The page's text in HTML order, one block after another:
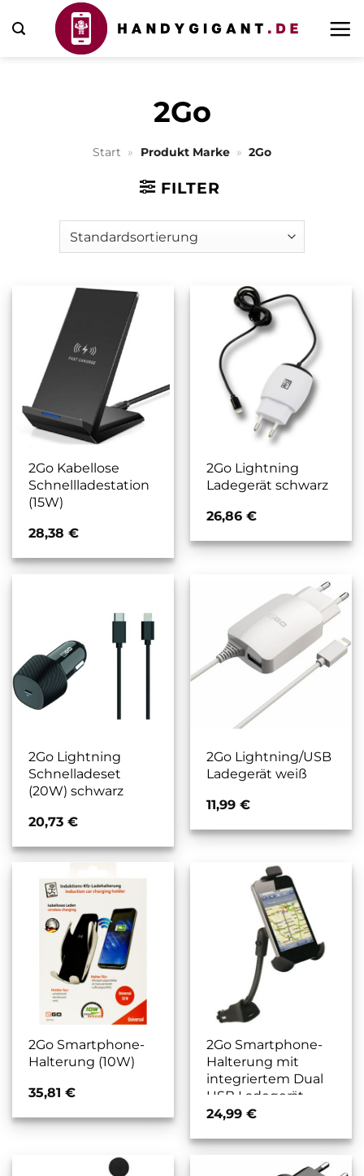
Inhalt
2Go
Start » Produkt Marke » 2Go
FILTER
2Go Kabellose
Schnellladestation
(15W)
28,38 €
2Go Lightning
Ladegerät schwarz
26,86 €
2Go Lightning
Schnelladeset
(20W) schwarz
20,73 €
2Go Lightning/USB
Ladegerät weiß
11,99 €
2Go Smartphone-
Halterung (10W)
35,81 €
2Go Smartphone-
Halterung mit
integriertem Dual
USB Ladegerät
24,99 €